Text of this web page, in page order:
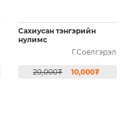
Сахиусан тэнгэрийн
нулимс
Г.Соёлгэрэл
20,000₮ 10,000₮